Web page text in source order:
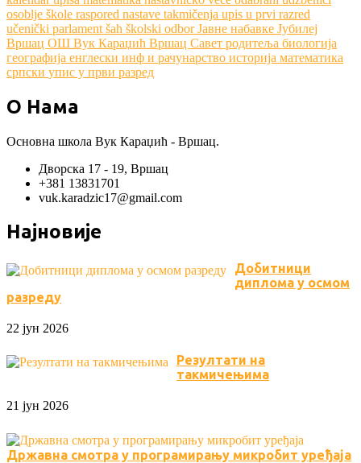
osoblje škole raspored nastave takmičenja upis u prvi razred
učenički parlament šah školski odborЈавне набавке Јубилеј
Вршац ОШ Вук Караџић Вршац Савет родитеља биологија
географија енглески инф и рачунарство историја математика
српски упис у први разред
О Нама
Основна школа Вук Караџић - Вршац.
Дворска 17 - 19, Вршац
+381 13831701
vuk.karadzic17@gmail.com
Најновије
Добитници
диплома у осмом
разреду
22 јун 2026
Резултати на
такмичењима
21 јун 2026
Државна смотра у програмирању микробит уређаја